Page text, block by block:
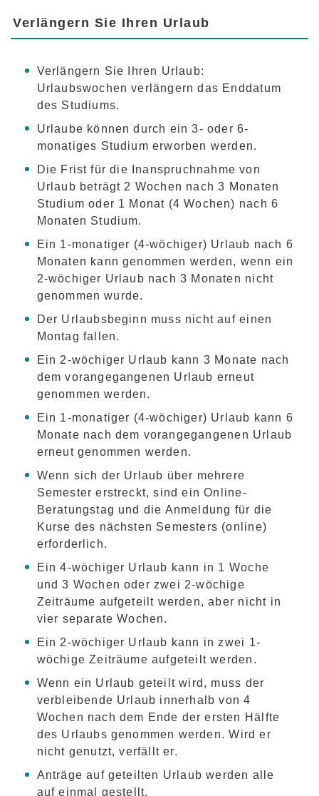
Bewerbungsprozess
Online Bewerbungsformular
Prozess von der Bewerbung bis zur
Zeitplan der Klasse
Anwesenheit und obligatorischer Ausschluss
Ferien
Schule Übersicht
Verlängern Sie Ihren Urlaub
Verlängern Sie Ihren Urlaub:
Urlaubswochen verlängern das Enddatum
des Studiums.
Urlaube können durch ein 3- oder 6-
monatiges Studium erworben werden.
Die Frist für die Inanspruchnahme von
Urlaub beträgt 2 Wochen nach 3 Monaten
Studium oder 1 Monat (4 Wochen) nach 6
Monaten Studium.
Ein 1-monatiger (4-wöchiger) Urlaub nach 6
Monaten kann genommen werden, wenn ein
2-wöchiger Urlaub nach 3 Monaten nicht
genommen wurde.
Der Urlaubsbeginn muss nicht auf einen
Montag fallen.
Ein 2-wöchiger Urlaub kann 3 Monate nach
dem vorangegangenen Urlaub erneut
genommen werden.
Ein 1-monatiger (4-wöchiger) Urlaub kann 6
Monate nach dem vorangegangenen Urlaub
erneut genommen werden.
Wenn sich der Urlaub über mehrere
Semester erstreckt, sind ein Online-
Beratungstag und die Anmeldung für die
Kurse des nächsten Semesters (online)
erforderlich.
Ein 4-wöchiger Urlaub kann in 1 Woche
und 3 Wochen oder zwei 2-wöchige
Zeiträume aufgeteilt werden, aber nicht in
vier separate Wochen.
Ein 2-wöchiger Urlaub kann in zwei 1-
wöchige Zeiträume aufgeteilt werden.
Wenn ein Urlaub geteilt wird, muss der
verbleibende Urlaub innerhalb von 4
Wochen nach dem Ende der ersten Hälfte
des Urlaubs genommen werden. Wird er
nicht genutzt, verfällt er.
Anträge auf geteilten Urlaub werden alle
auf einmal gestellt.